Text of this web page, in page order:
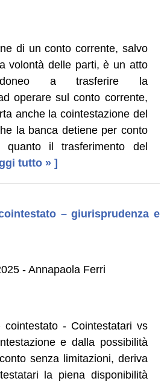
di un conto corrente, salvo
volontà delle parti, è un atto
idoneo a trasferire la
operare sul conto corrente,
anche la cointestazione del
la banca detiene per conto
il trasferimento del
tutto » ]
– giurisprudenza e
- Annapaola Ferri
cointestato - Cointestatari vs
e dalla possibilità
senza limitazioni, deriva
la piena disponibilità